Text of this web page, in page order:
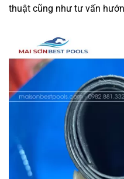
thuật cũng như tư vấn